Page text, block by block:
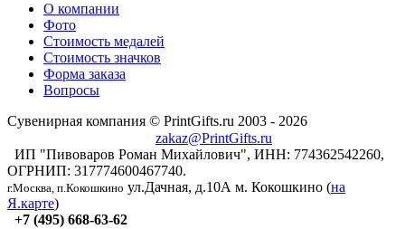
О компании
Фото
Стоимость медалей
Стоимость значков
Форма заказа
Вопросы
Сувенирная компания © PrintGifts.ru 2003 - 2026
zakaz@PrintGifts.ru
ИП "Пивоваров Роман Михайлович", ИНН: 774362542260,
ОГРНИП: 317774600467740.
г.Москва, п.Кокошкино ул.Дачная, д.10А м. Кокошкино (на
Я.карте)
+7 (495) 668-63-62